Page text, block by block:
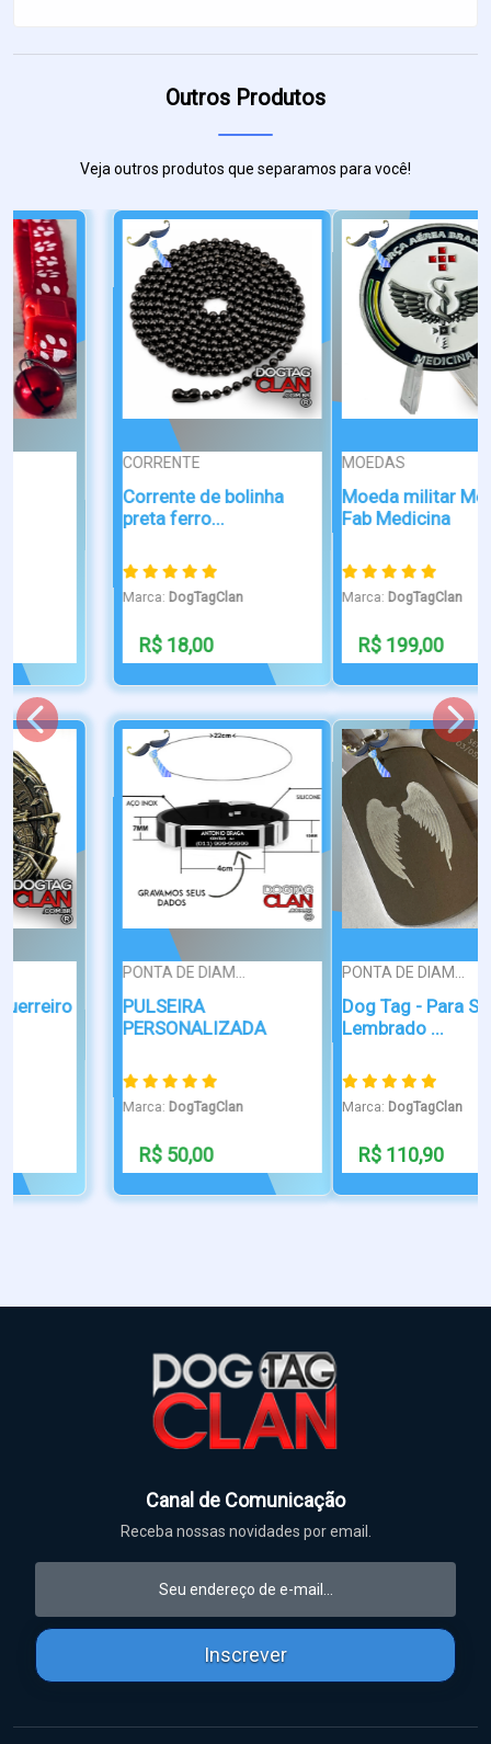
Outros Produtos
Veja outros produtos que separamos para você!
Moeda militar Médico
Fab Medicina
DogTagClan
Dog Tag QR Code
Personalizada
DogTagClan
PONTA DE DIAM...
Dog Tag - Para Sempre
Lembrado ...
DogTagClan
PONTA DE DIAM...
Pulseira Spotify Code
Personali...
DogTagClan
Canal de Comunicação
Receba nossas novidades por email.
Inscrever